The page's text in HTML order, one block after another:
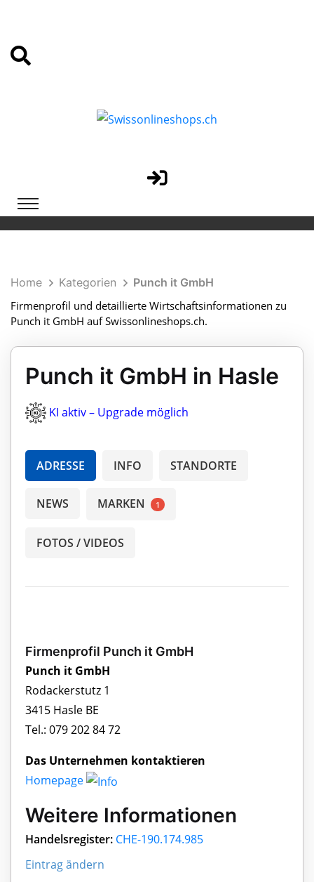
Home Kategorien
Punch it GmbH
Firmenprofil und detaillierte Wirtschaftsinformationen zu
Punch it GmbH auf Swissonlineshops.ch.
Punch it GmbH in Hasle
KI aktiv – Upgrade möglich
ADRESSE INFO STANDORTE
NEWS MARKEN 1
FOTOS / VIDEOS
Firmenprofil Punch it GmbH
Punch it GmbH
Rodackerstutz 1
3415 Hasle BE
Tel.: 079 202 84 72
Das Unternehmen kontaktieren
Homepage
Weitere Informationen
Handelsregister: CHE-190.174.985
Eintrag ändern